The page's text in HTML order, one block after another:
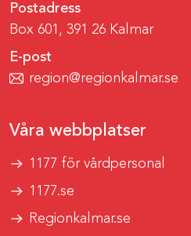
Postadress
Box 601, 391 26 Kalmar
E-post
region@regionkalmar.se
Våra webbplatser
1177 för vårdpersonal
1177.se
Regionkalmar.se